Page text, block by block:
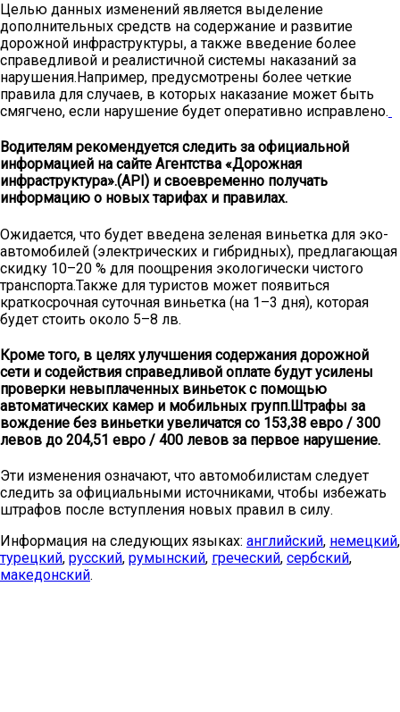
Целью данных изменений является выделение
дополнительных средств на содержание и развитие
дорожной инфраструктуры, а также введение более
справедливой и реалистичной системы наказаний за
нарушения.Например, предусмотрены более четкие
правила для случаев, в которых наказание может быть
смягчено, если нарушение будет оперативно исправлено.
Водителям рекомендуется следить за официальной
информацией на сайте Агентства «Дорожная
инфраструктура».(API) и своевременно получать
информацию о новых тарифах и правилах.
Ожидается, что будет введена зеленая виньетка для эко-
автомобилей (электрических и гибридных), предлагающая
скидку 10–20 % для поощрения экологически чистого
транспорта.Также для туристов может появиться
краткосрочная суточная виньетка (на 1–3 дня), которая
будет стоить около 5–8 лв.
Кроме того, в целях улучшения содержания дорожной
сети и содействия справедливой оплате будут усилены
проверки невыплаченных виньеток с помощью
автоматических камер и мобильных групп.Штрафы за
вождение без виньетки увеличатся со 153,38 евро / 300
левов до 204,51 евро / 400 левов за первое нарушение.
Эти изменения означают, что автомобилистам следует
следить за официальными источниками, чтобы избежать
штрафов после вступления новых правил в силу.
Информация на следующих языках: английский, немецкий,
турецкий, русский, румынский, греческий, сербский,
македонский.